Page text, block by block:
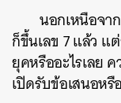
นอกเหนือจา
ก็ขึ้นเลข 7 แล้ว แ
ยุคหรืออะไรเลย
เปิดรับข้อเสนอห